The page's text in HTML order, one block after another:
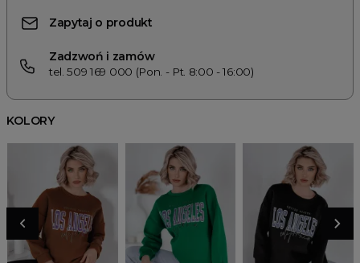
Zapytaj o produkt
Zadzwoń i zamów
tel. 509 169 000 (Pon. - Pt. 8:00 - 16:00)
KOLORY